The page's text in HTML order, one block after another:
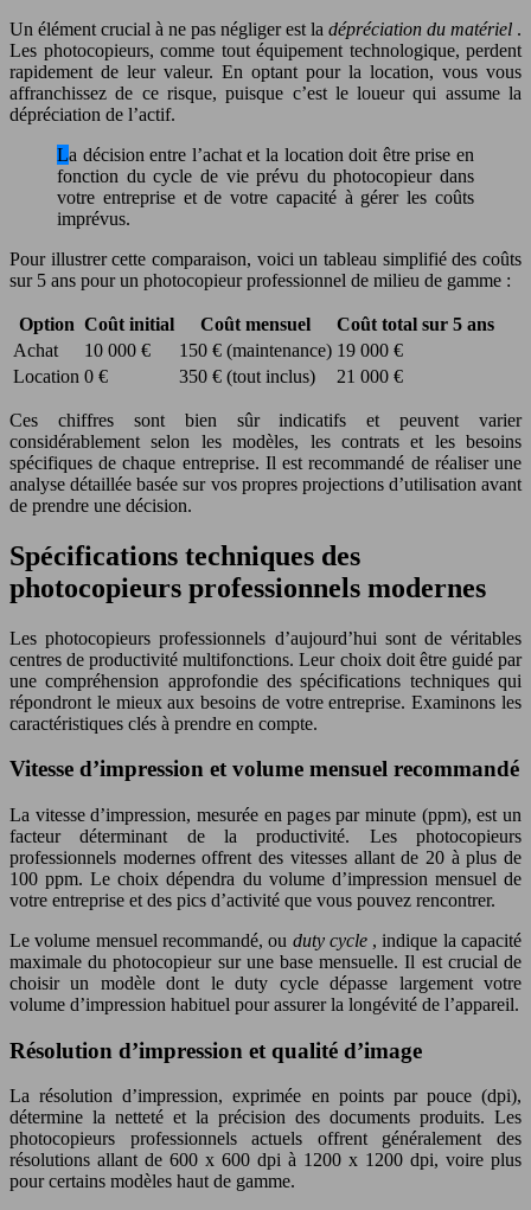
Un élément crucial à ne pas négliger est la dépréciation du matériel .
Les photocopieurs, comme tout équipement technologique, perdent
rapidement de leur valeur. En optant pour la location, vous vous
affranchissez de ce risque, puisque c’est le loueur qui assume la
dépréciation de l’actif.
La décision entre l’achat et la location doit être prise en
fonction du cycle de vie prévu du photocopieur dans
votre entreprise et de votre capacité à gérer les coûts
imprévus.
Pour illustrer cette comparaison, voici un tableau simplifié des coûts
sur 5 ans pour un photocopieur professionnel de milieu de gamme :
Option Coût initial Coût mensuel
Coût total sur 5 ans
Achat
10 000 € 150 € (maintenance) 19 000 €
Location 0 € 350 € (tout inclus) 21 000 €
Ces chiffres sont bien sûr indicatifs et peuvent varier
considérablement selon les modèles, les contrats et les besoins
spécifiques de chaque entreprise. Il est recommandé de réaliser une
analyse détaillée basée sur vos propres projections d’utilisation avant
de prendre une décision.
Spécifications techniques des
photocopieurs professionnels modernes
Les photocopieurs professionnels d’aujourd’hui sont de véritables
centres de productivité multifonctions. Leur choix doit être guidé par
une compréhension approfondie des spécifications techniques qui
répondront le mieux aux besoins de votre entreprise. Examinons les
caractéristiques clés à prendre en compte.
Vitesse d’impression et volume mensuel recommandé
La vitesse d’impression, mesurée en pages par minute (ppm), est un
facteur déterminant de la productivité. Les photocopieurs
professionnels modernes offrent des vitesses allant de 20 à plus de
100 ppm. Le choix dépendra du volume d’impression mensuel de
votre entreprise et des pics d’activité que vous pouvez rencontrer.
Le volume mensuel recommandé, ou duty cycle , indique la capacité
maximale du photocopieur sur une base mensuelle. Il est crucial de
choisir un modèle dont le duty cycle dépasse largement votre
volume d’impression habituel pour assurer la longévité de l’appareil.
Résolution d’impression et qualité d’image
La résolution d’impression, exprimée en points par pouce (dpi),
détermine la netteté et la précision des documents produits. Les
photocopieurs professionnels actuels offrent généralement des
résolutions allant de 600 x 600 dpi à 1200 x 1200 dpi, voire plus
pour certains modèles haut de gamme.